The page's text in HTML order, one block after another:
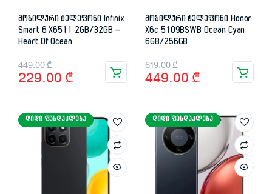
მობილური ტელეფონი Infinix
Smart 6 X6511 2GB/32GB –
Heart Of Ocean
449.00₾
Original
price
449.00 ₾.
229.00 ₾
Current
price
229.00 ₾.
მობილური ტელეფონი Honor
X6c 5109BSWB Ocean Cyan
6GB/256GB
619.00₾
Original
price
619.00 ₾.
449.00 ₾
Current
price
449.00 ₾.
ᲓᲘᲓᲘ ᲤᲐᲡᲓᲐᲙᲚᲔᲑᲐ ᲓᲘᲓᲘ ᲤᲐᲡᲓᲐᲙᲚᲔᲑᲐ